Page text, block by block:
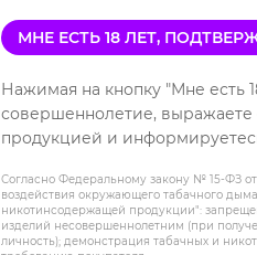
МНЕ ЕСТЬ 18 ЛЕТ,
Нажимая на кнопку "Мне есть
совершеннолетие, выражаете
продукцией и
Согласно Федеральному закону № 15-ФЗ
воздействия окружающего табачного
никотинсодержащей продукции":
изделий несовершеннолетним (при
личность); демонстрация табачных и